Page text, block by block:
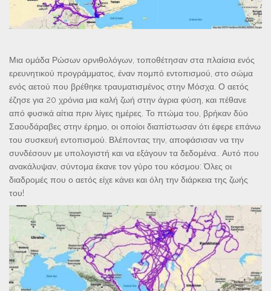
Μια ομάδα Ρώσων ορνιθολόγων, τοποθέτησαν στα πλαίσια ενός
ερευνητικού προγράμματος, έναν πομπό εντοπισμού, στο σώμα
ενός αετού που βρέθηκε τραυματισμένος στην Μόσχα. Ο αετός
έζησε για 20 χρόνια μια καλή ζωή στην άγρια φύση, και πέθανε
από φυσικά αίτια πριν λίγες ημέρες. Το πτώμα του, βρήκαν δύο
Σαουδάραβες στην έρημο, οι οποίοι διαπίστωσαν ότι έφερε επάνω
του συσκευή εντοπισμού. Βλέποντας την, αποφάσισαν να την
συνδέσουν με υπολογιστή και να εξάγουν τα δεδομένα.. Αυτό που
ανακάλυψαν, σύντομα έκανε τον γύρο του κόσμου: Όλες οι
διαδρομές που ο αετός είχε κάνει και όλη την διάρκεια της ζωής
του!